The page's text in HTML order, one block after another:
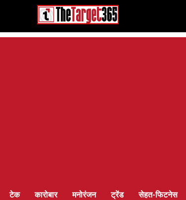
टेक कारोबार मनोरंजन ट्रेंड सेहत-फिटनेस